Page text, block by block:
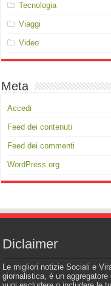
Tecnologia
Viaggi
Video
Meta
Accedi
Feed dei contenuti
Feed dei commenti
WordPress.org
Diclaimer
Le migliori notizie Sociali e
giornalistica, è un